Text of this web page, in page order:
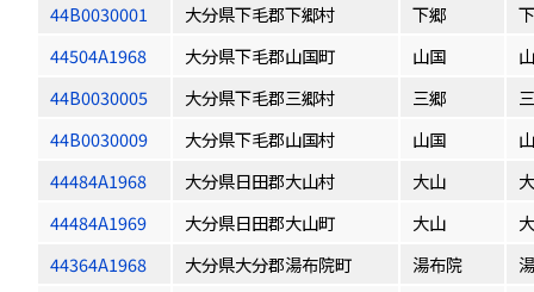
44B0030001
大分県下毛郡下郷村 下郷
44504A1968
大分県下毛郡山国町 山国
44B0030005
大分県下毛郡三郷村 三郷
44B0030009
大分県下毛郡山国村 山国
44484A1968
大分県日田郡大山村 大山
44484A1969
大分県日田郡大山町 大山
44364A1968
大分県大分郡湯布院町 湯布院